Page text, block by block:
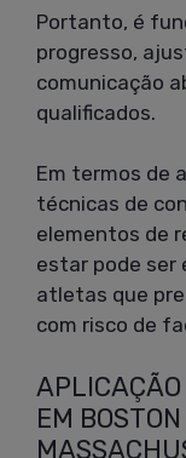
Portanto, é
progresso,
comunicação
qualificados.
Em termos de
técnicas de
elementos de
estar pode ser
atletas que
com risco de
EM